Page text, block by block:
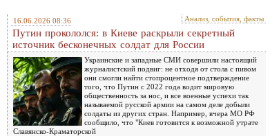
16.06.2026 08:36 Анализ, события, факты
Путин прокололся: в Киеве раскрыли секретный
источник бесконечных солдат для России
Украинские и западные СМИ совершили настоящий
журналистский подвиг: не отходя от стола с пивом
они смогли найти стопроцентное подтверждение
того, что Путин с 2022 года водит мировую
общественность за нос, и все военные успехи так
называемой русской армии на самом деле добыли
солдаты из других стран. Например, вчера МО РФ
сообщило, что "Киев готовится к возможной утрате
Славянско-Краматорской